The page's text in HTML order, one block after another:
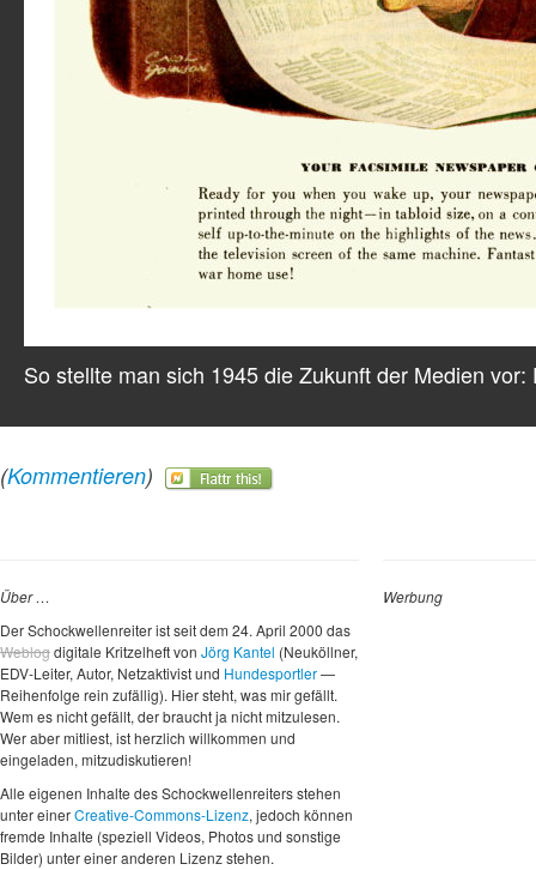
So stellte man sich 1945 die Zukunft der Medien
(Kommentieren)
Über …
Der Schockwellenreiter ist seit dem 24. April 2000 das
Weblogdigitale Kritzelheft von Jörg Kantel (Neuköllner,
EDV-Leiter, Autor, Netzaktivist und Hundesportler—
Reihenfolge rein zufällig). Hier steht, was mir gefällt.
Wem es nicht gefällt, der braucht ja nicht mitzulesen.
Wer aber mitliest, ist herzlich willkommen und
eingeladen, mitzudiskutieren!
Alle eigenen Inhalte des Schockwellenreiters stehen
unter einerCreative-Commons-Lizenz, jedoch können
fremde Inhalte (speziell Videos, Photos und sonstige
Bilder) unter einer anderen Lizenz stehen.
Werbung